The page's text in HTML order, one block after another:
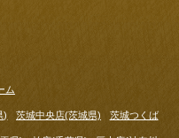
ム
) 茨城中央店(茨城県) 茨城つくば